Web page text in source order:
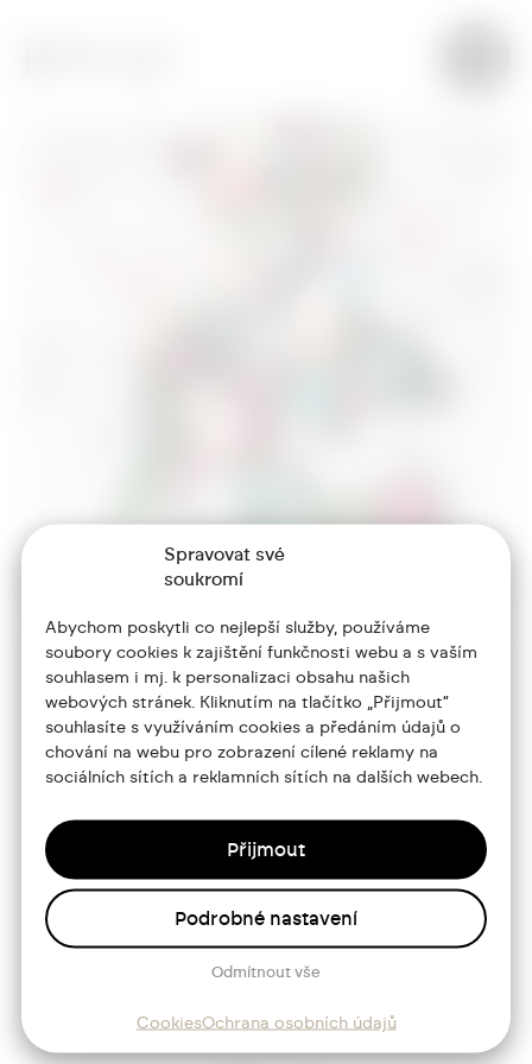
Spravovat své
soukromí
Abychom poskytli co nejlepší služby, používáme
soubory cookies k zajištění funkčnosti webu a s vaším
souhlasem i mj. k personalizaci obsahu našich
webových stránek. Kliknutím na tlačítko „Přijmout“
souhlasíte s využíváním cookies a předáním údajů o
chování na webu pro zobrazení cílené reklamy na
sociálních sítích a reklamních sítích na dalších webech.
Přijmout
Odmítnout vše
Podrobné nastavení
CookiesOchrana osobních údajů
O mně
Služby
Blog
Kontakt
+420 773 986 416
jtdesign@joseftrakal.cz